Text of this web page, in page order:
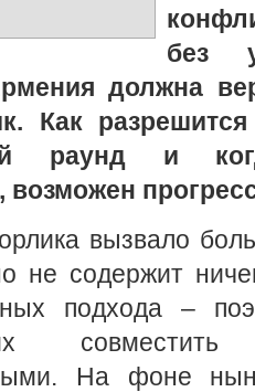
без
должна
Как
раунд и
возможен
вызвало
не содержит
подхода –
совместить
На фоне